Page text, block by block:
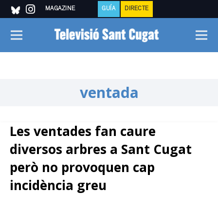
MAGAZINE GUÍA DIRECTE
ventada
Les ventades fan caure
diversos arbres a Sant Cugat
però no provoquen cap
incidència greu